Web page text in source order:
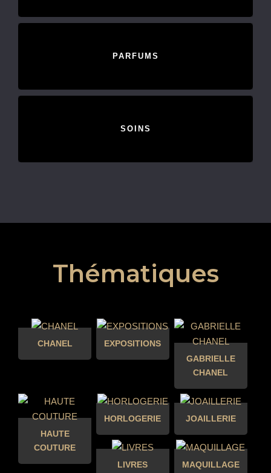
PARFUMS
SOINS
Thématiques
CHANEL
EXPOSITIONS
GABRIELLE
CHANEL
HAUTE
COUTURE
HORLOGERIE JOAILLERIE
LIVRES MAQUILLAGE